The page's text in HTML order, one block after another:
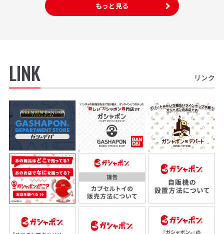
もっと見る
LINK リンク